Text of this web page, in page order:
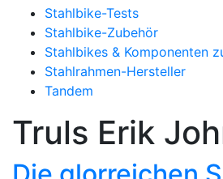
Stahlbike-Tests
Stahlbike-Zubehör
Stahlbikes & Komponenten
Stahlrahmen-Hersteller
Tandem
Truls Erik